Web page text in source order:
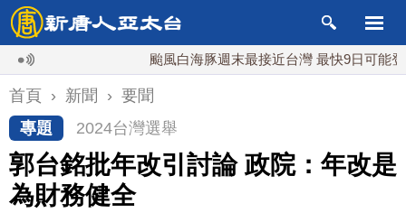
颱風白海豚週末最接近台灣 最快9日可能登陸中國
首頁 › 新聞 › 要聞
專題
2024台灣選舉
郭台銘批年改引討論 政院：年改是
為財務健全